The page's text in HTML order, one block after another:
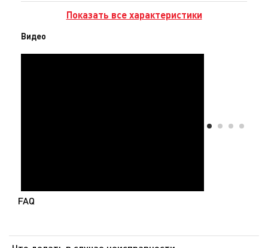
Показать все характеристики
Видео
FAQ